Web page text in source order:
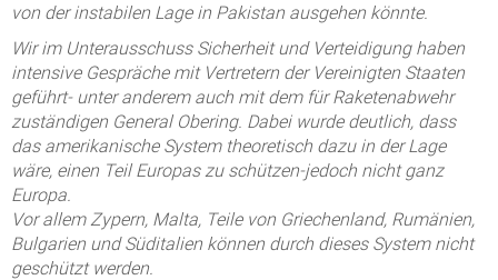
von der instabilen Lage in Pakistan ausgehen könnte.
Wir im Unterausschuss Sicherheit und Verteidigung haben
intensive Gespräche mit Vertretern der Vereinigten Staaten
geführt- unter anderem auch mit dem für Raketenabwehr
zuständigen General Obering. Dabei wurde deutlich, dass
das amerikanische System theoretisch dazu in der Lage
wäre, einen Teil Europas zu schützen-jedoch nicht ganz
Europa.
Vor allem Zypern, Malta, Teile von Griechenland, Rumänien,
Bulgarien und Süditalien können durch dieses System nicht
geschützt werden.